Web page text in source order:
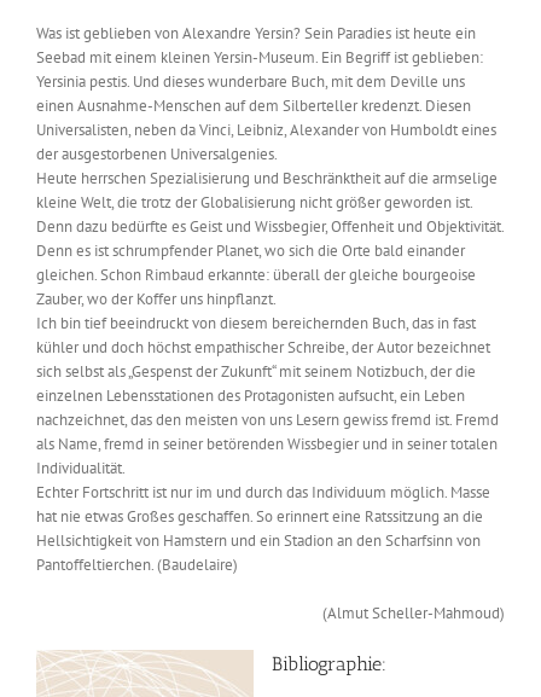
Was ist geblieben von Alexandre Yersin? Sein Paradies ist heute ein
Seebad mit einem kleinen Yersin-Museum. Ein Begriff ist geblieben:
Yersinia pestis. Und dieses wunderbare Buch, mit dem Deville uns
einen Ausnahme-Menschen auf dem Silberteller kredenzt. Diesen
Universalisten, neben da Vinci, Leibniz, Alexander von Humboldt eines
der ausgestorbenen Universalgenies.
Heute herrschen Spezialisierung und Beschränktheit auf die armselige
kleine Welt, die trotz der Globalisierung nicht größer geworden ist.
Denn dazu bedürfte es Geist und Wissbegier, Offenheit und Objektivität.
Denn es ist schrumpfender Planet, wo sich die Orte bald einander
gleichen. Schon Rimbaud erkannte: überall der gleiche bourgeoise
Zauber, wo der Koffer uns hinpflanzt.
Ich bin tief beeindruckt von diesem bereichernden Buch, das in fast
kühler und doch höchst empathischer Schreibe, der Autor bezeichnet
sich selbst als „Gespenst der Zukunft“ mit seinem Notizbuch, der die
einzelnen Lebensstationen des Protagonisten aufsucht, ein Leben
nachzeichnet, das den meisten von uns Lesern gewiss fremd ist. Fremd
als Name, fremd in seiner betörenden Wissbegier und in seiner totalen
Individualität.
Echter Fortschritt ist nur im und durch das Individuum möglich. Masse
hat nie etwas Großes geschaffen. So erinnert eine Ratssitzung an die
Hellsichtigkeit von Hamstern und ein Stadion an den Scharfsinn von
Pantoffeltierchen. (Baudelaire)
(Almut Scheller-Mahmoud)
Bibliographie: